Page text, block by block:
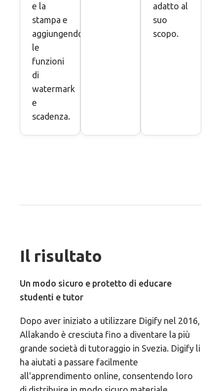
e la
stampa e
aggiungendo
le
funzioni
di
watermark
e
scadenza.
adatto al
suo
scopo.
Il risultato
Un modo sicuro e protetto di educare
studenti e tutor
Dopo aver iniziato a utilizzare Digify nel 2016,
Allakando è cresciuta fino a diventare la più
grande società di tutoraggio in Svezia. Digify li
ha aiutati a passare facilmente
all'apprendimento online, consentendo loro